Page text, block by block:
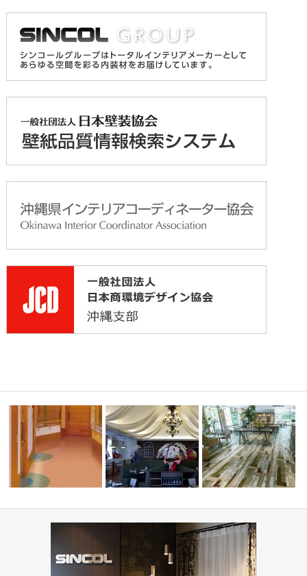
PIZZA HOUSE新本店
ショップ・飲食店(コーディネ水まわりで人気！木目調
ョンフロア5…